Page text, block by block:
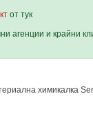
от тук
агенции и крайни
химикалка